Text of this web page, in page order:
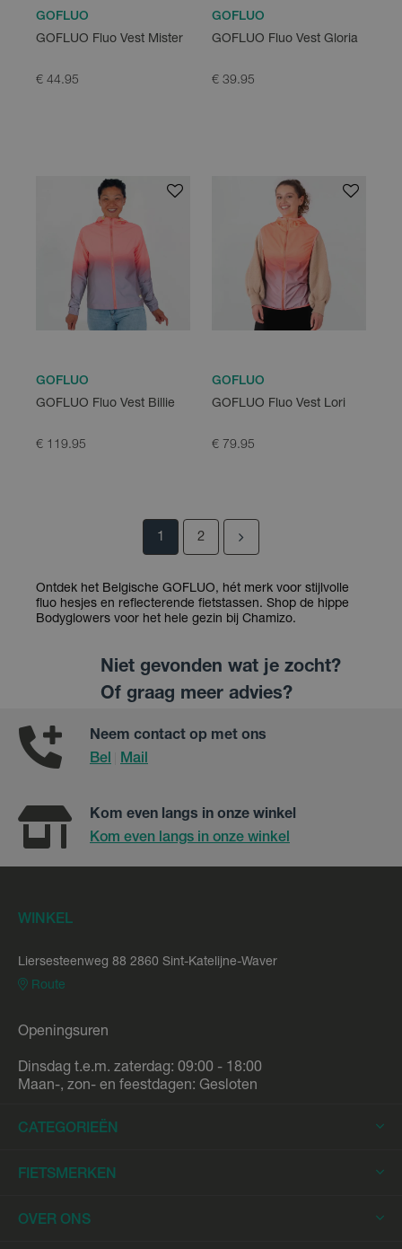
GOFLUO
GOFLUO Fluo Vest Mister
€ 44.95
GOFLUO
GOFLUO Fluo Vest Gloria
€ 39.95
GOFLUO
GOFLUO Fluo Vest Billie
€ 119.95
GOFLUO
GOFLUO Fluo Vest Lori
€ 79.95
1 2
Ontdek het Belgische GOFLUO, hét merk voor stijlvolle
fluo hesjes en reflecterende fietstassen. Shop de hippe
Bodyglowers voor het hele gezin bij Chamizo.
Niet gevonden wat je zocht?
Of graag meer advies?
Neem contact op met ons
Bel
Mail
Kom even langs in onze winkel
Kom even langs in onze winkel
WINKEL
Liersesteenweg 88 2860 Sint-Katelijne-Waver
Route
Openingsuren
Dinsdag t.e.m. zaterdag: 09:00 - 18:00
Maan-, zon- en feestdagen: Gesloten
CATEGORIEËN
Elektrische Fietsen
Elektrische Racefietsen
FIETSMERKEN
Trek
OVER ONS